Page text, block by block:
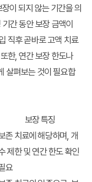
이 되지 않는 기간을 의
간 동안 보장 금액이
직후 곧바로 고액 치료
한, 연간 보장 한도나
살펴보는 것이 필요합
보장 특징
존 치료에 해당하며, 개
제한 및 연간 한도 확인
요